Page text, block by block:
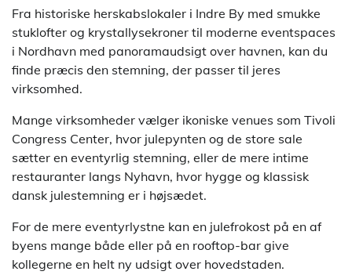
Fra historiske herskabslokaler i Indre By med smukke
stuklofter og krystallysekroner til moderne eventspaces
i Nordhavn med panoramaudsigt over havnen, kan du
finde præcis den stemning, der passer til jeres
virksomhed.
Mange virksomheder vælger ikoniske venues som Tivoli
Congress Center, hvor julepynten og de store sale
sætter en eventyrlig stemning, eller de mere intime
restauranter langs Nyhavn, hvor hygge og klassisk
dansk julestemning er i højsædet.
For de mere eventyrlystne kan en julefrokost på en af
byens mange både eller på en rooftop-bar give
kollegerne en helt ny udsigt over hovedstaden.